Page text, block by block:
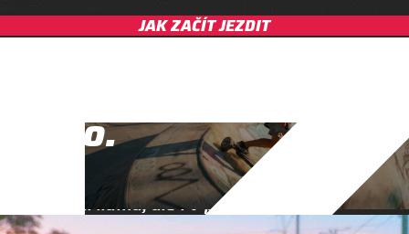
JAK ZAČÍT JEZDIT
Chceme, aby
místo.
Vedle e-biků, e-koloběžek, EUC nebo onewheelu.
Nejen mezi lidma, ale i v pravidlech.